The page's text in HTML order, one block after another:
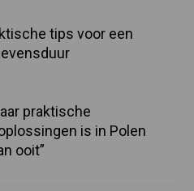
tips voor een
praktische
is in Polen
ooit”